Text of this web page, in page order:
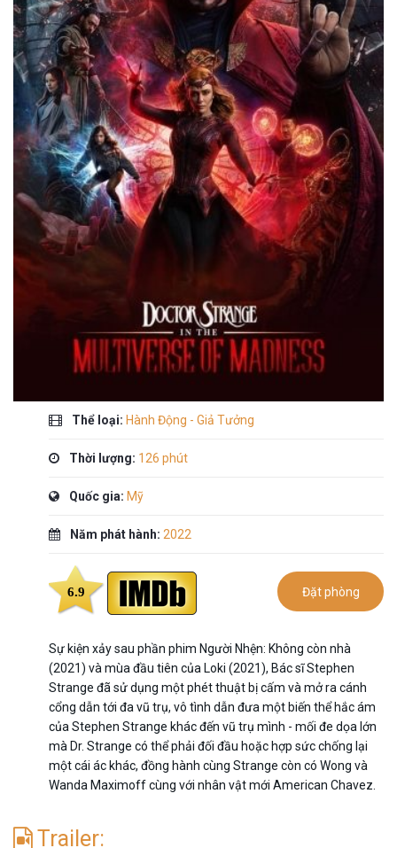
Thể loại: Hành Động - Giả Tưởng
Thời lượng: 126 phút
Quốc gia: Mỹ
Năm phát hành: 2022
6.9 Đặt phòng
Sự kiện xảy sau phần phim Người Nhện: Không còn nhà
(2021) và mùa đầu tiên của Loki (2021), Bác sĩ Stephen
Strange đã sử dụng một phét thuật bị cấm và mở ra cánh
cổng dẫn tới đa vũ trụ, vô tình dẫn đưa một biến thể hắc ám
của Stephen Strange khác đến vũ trụ mình - mối đe dọa lớn
mà Dr. Strange có thể phải đối đầu hoặc hợp sức chống lại
một cái ác khác, đồng hành cùng Strange còn có Wong và
Wanda Maximoff cùng với nhân vật mới American Chavez.
Trailer: